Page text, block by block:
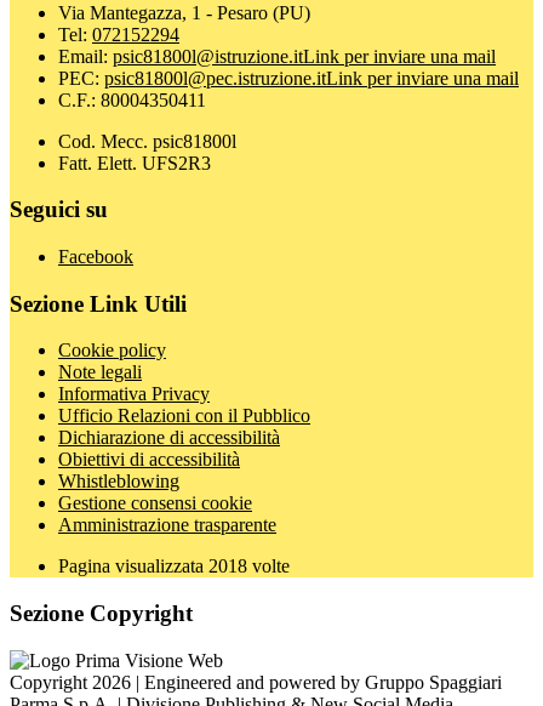
Via Mantegazza, 1 - Pesaro (PU)
Tel: 072152294
Email: psic81800l@istruzione.itLink per inviare una mail
PEC: psic81800l@pec.istruzione.itLink per inviare una mail
C.F.: 80004350411
Cod. Mecc. psic81800l
Fatt. Elett. UFS2R3
Seguici su
Facebook
Sezione Link Utili
Cookie policy
Note legali
Informativa Privacy
Ufficio Relazioni con il Pubblico
Dichiarazione di accessibilità
Obiettivi di accessibilità
Whistleblowing
Gestione consensi cookie
Amministrazione trasparente
Pagina visualizzata 2018 volte
Sezione Copyright
Copyright 2026 | Engineered and powered by Gruppo Spaggiari